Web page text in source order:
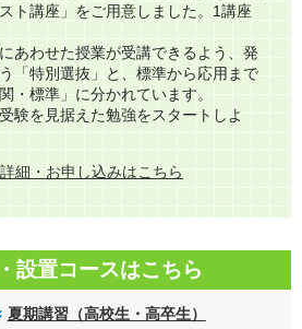
ト講座」をご用意しました。1講座
あわせた授業が受講できるよう、発
「特別選抜」と、標準から応用まで
・標準」に分かれています。​
験を見据えた勉強をスタートしよ
細・お申し込みはこちら
設置コースはこちら
夏期講習（高校生・高卒生）